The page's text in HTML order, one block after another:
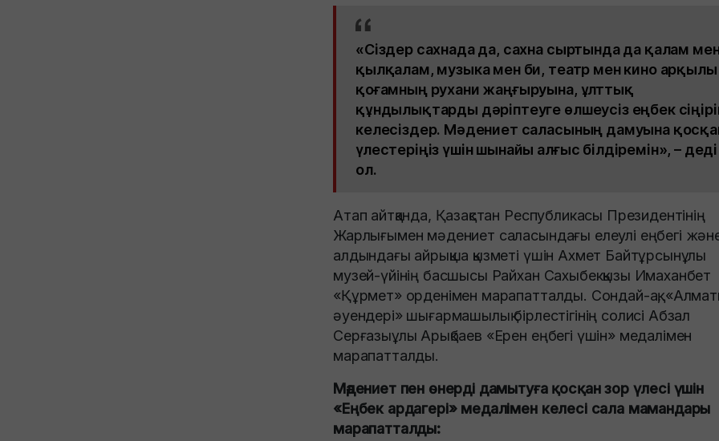
«Сіздер сахнада да, сахна сыртында да қалам
қылқалам, музыка мен би, театр мен кино арқылы
қоғамның рухани жаңғыруына, ұлттық
құндылықтарды дәріптеуге өлшеусіз еңбек
келесіздер. Мәдениет саласының дамуына
үлестеріңіз үшін шынайы алғыс білдіремін», – деді
ол.
Атап айтқанда, Қазақстан Республикасы Президентінің
Жарлығымен мәдениет саласындағы елеулі еңбегі
алдындағы айрықша қызметі үшін Ахмет Байтұрсынұлы
музей-үйінің басшысы Райхан Сахыбекқызы Имаханбет
«Құрмет» орденімен марапатталды. Сондай-ақ,
әуендері» шығармашылық бірлестігінің солисі Абзал
Серғазыұлы Арықбаев «Ерен еңбегі үшін» медалімен
марапатталды.
Мәдениет пен өнерді дамытуға қосқан зор үлесі үшін
«Еңбек ардагері» медалімен келесі сала мамандары
марапатталды: